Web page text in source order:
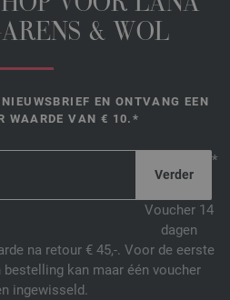
& WOL
EN ONTVANG EEN
WAARDE VAN € 10.*
*
Voucher 14
dagen
na retour € 45,-. Voor de eerste
kan maar één voucher
ingewisseld.